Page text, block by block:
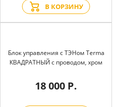
В КОРЗИНУ
Блок управления с ТЭНом Terma
КВАДРАТНЫЙ с проводом, хром
18 000 Р.